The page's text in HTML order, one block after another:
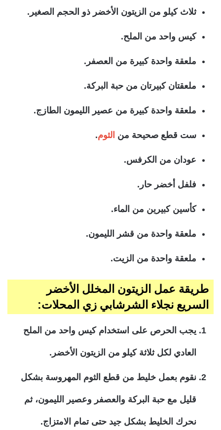
ثلاث كيلو من الزيتون الأخضر ذو الحجم الصغير.
كيس واحد من الملح.
ملعقة واحدة كبيرة من العصفر.
ملعقتان كبيرتان من حبة البركة.
ملعقة واحدة كبيرة من عصير الليمون الطازج.
ست قطع صحيحة من الثوم.
عودان من الكرفس.
فلفل أخضر حار.
كأسين كبيرين من الماء.
ملعقة واحدة من قشر الليمون.
ملعقة واحدة من الزيت.
طريقة عمل الزيتون المخلل الأخضر
السريع نجلاء الشرشابي زي المحلات:
يجب الحرص على استخدام كيس واحد من الملح
العادي لكل ثلاثة كيلو من الزيتون الأخضر.
نقوم بعمل خليط من قطع الثوم المهروسة بشكل
قليل مع حبة البركة والعصفر وعصير الليمون، ثم
نحرك الخليط بشكل جيد حتى تمام الامتزاج.